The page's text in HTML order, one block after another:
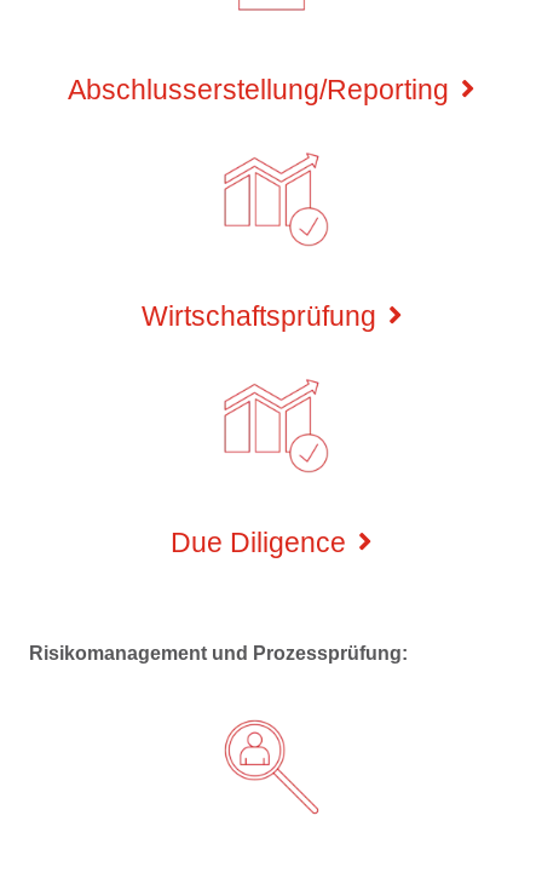
Abschlusserstellung/Reporting
Wirtschaftsprüfung
Due Diligence
Risikomanagement und Prozessprüfung: